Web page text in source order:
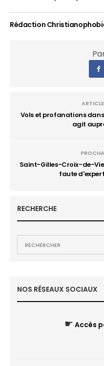
Rédaction
Vols et profanations dans
agit
Saint-Gilles-Croix-de-Vie
faute
RECHERCHE
NOS RÉSEAUX SOCIAUX
☛ Accès